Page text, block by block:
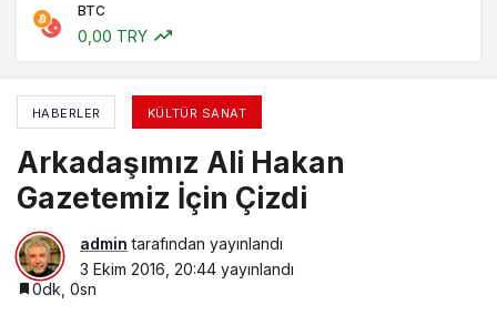
BTC
0,00 TRY
HABERLER KÜLTÜR SANAT
Arkadaşımız Ali Hakan
Gazetemiz İçin Çizdi
admin tarafından yayınlandı
3 Ekim 2016, 20:44 yayınlandı
0dk, 0sn